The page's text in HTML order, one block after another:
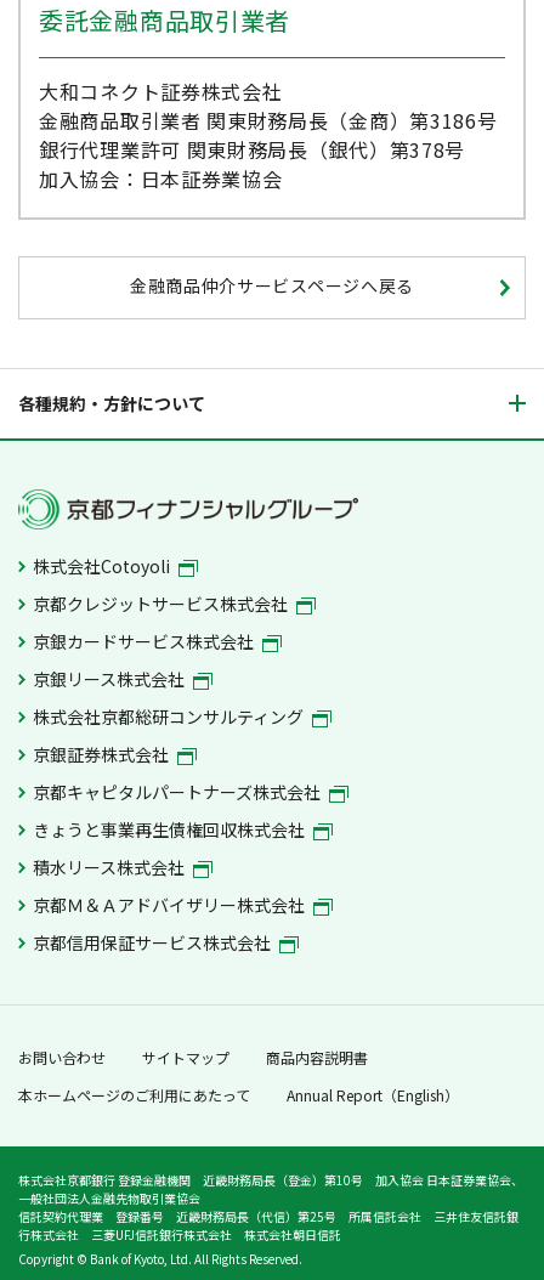
ては、すべてお客さまと大和コネクト証券と
のお取引になります。
京都銀行には大和コネクト証券とお客さまと
の契約締結に関する代理権はありません。し
たがって、大和コネクト証券とお客さまとの
間の契約の締結権はありません。
うかが、お客さまと京都銀行との取引（預
金・融資等）に影響を与えることはありませ
ん。また、京都銀行での取引内容（預金・融
ありません。
ご購入いただいた有価証券等は大和コネクト
証券に開設された証券口座でお預かりのう
え、大和コネクト証券の資産とは分別して管
理されますので、大和コネクト証券が破たん
した際にも大和コネクト証券の整理・処分等
に流用されることはなく、原則として全額保
全されます。万一、一部不足額が生じた場合
等全額の返還ができないケースが発生した場
合でも、投資者保護基金により、お一人あた
り1,000万円まで補償されます。
大和コネクト証券の証券口座開設は、中学生
以上80歳未満のお客さまを対象とさせていた
だきます。
券口座開設および取引は受け付けしておりま
京都銀行のホームページでご案内している大
条件等は変更される場合がありますので、最
新の情報については必ず大和コネクト証券の
ホームページ
大和コネクト証券の商品・サービスについて
委託金融商品取引業者
大和コネクト証券株式会社
金融商品取引業者 関東財務局長（金商）第3186号
銀行代理業許可 関東財務局長（銀代）第378号
加入協会：日本証券業協会
金融商品仲介サービスページへ戻る
キャンペーン詳細、口座開設はこちら
各種規約・方針について
株式会社Cotoyoli
京都クレジットサービス株式会社
京銀カードサービス株式会社
京銀リース株式会社
株式会社京都総研コンサルティング
京銀証券株式会社
京都キャピタルパートナーズ株式会社
きょうと事業再生債権回収株式会社
積水リース株式会社
京都Ｍ＆Ａアドバイザリー株式会社
京都信用保証サービス株式会社
お問い合わせ サイトマップ
商品内容説明書
本ホームページのご利用にあたって
Annual Report（English）
株式会社京都銀行 登録金融機関 近畿財務局長（登金）第10号 加入協会 日本証券業協会、
一般社団法人金融先物取引業協会
信託契約代理業 登録番号 近畿財務局長（代信）第25号 所属信託会社 三井住友信託銀
行株式会社 三菱UFJ信託銀行株式会社 株式会社朝日信託
Copyright © Bank of Kyoto, Ltd. All Rights Reserved.